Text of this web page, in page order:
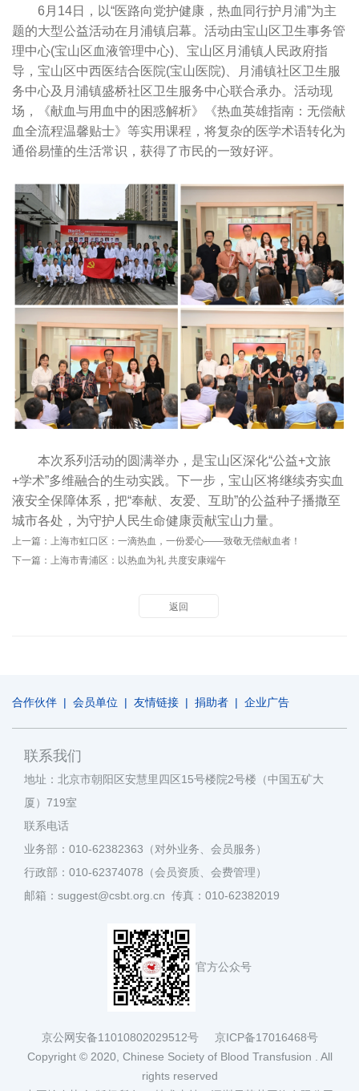
6月14日，以“医路向党护健康，热血同行护月浦”为主
题的大型公益活动在月浦镇启幕。活动由宝山区卫生事务管
理中心(宝山区血液管理中心)、宝山区月浦镇人民政府指
导，宝山区中西医结合医院(宝山医院)、月浦镇社区卫生服
务中心及月浦镇盛桥社区卫生服务中心联合承办。活动现
场，《献血与用血中的困惑解析》《热血英雄指南：无偿献
血全流程温馨贴士》等实用课程，将复杂的医学术语转化为
通俗易懂的生活常识，获得了市民的一致好评。
本次系列活动的圆满举办，是宝山区深化“公益+文旅
+学术”多维融合的生动实践。下一步，宝山区将继续夯实血
液安全保障体系，把“奉献、友爱、互助”的公益种子播撒至
城市各处，为守护人民生命健康贡献宝山力量。
上一篇： 上海市虹口区：一滴热血，一份爱心——致敬无偿献血者！
下一篇： 上海市青浦区：以热血为礼 共度安康端午
返回
合作伙伴 | 会员单位 | 友情链接 | 捐助者 | 企业广告
联系我们
地址：北京市朝阳区安慧里四区15号楼院2号楼（中国五矿大
厦）719室
联系电话
业务部：010-62382363（对外业务、会员服务）
行政部：010-62374078（会员资质、会费管理）
邮箱：suggest@csbt.org.cn 传真：010-62382019
官方公众号
京公网安备11010802029512号 京ICP备17016468号
Copyright © 2020, Chinese Society of Blood Transfusion . All
rights reserved